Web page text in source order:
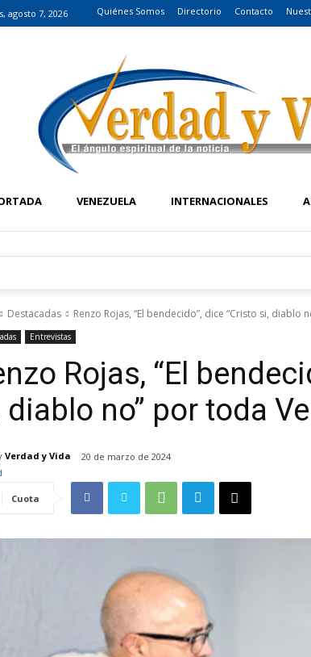
agosto 7, 2026 Quiénes Somos Directorio Contacto
VENEZUELA INTERNACIONALES
Destacadas Renzo Rojas, “El bendecido”, dice “Cristo si, diablo
Entrevistas
Rojas, “El
diablo no” por toda
Verdad y Vida 20 de marzo de 2024
Cuota